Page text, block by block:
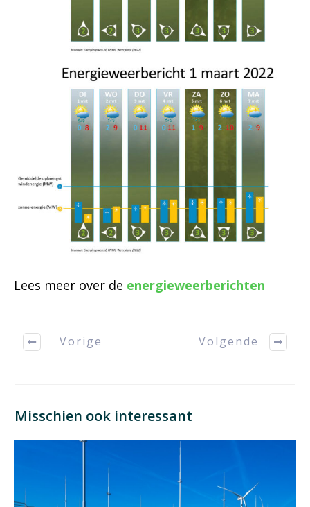
Lees meer over de energieweerberichten
Vorige Volgende
Misschien ook interessant